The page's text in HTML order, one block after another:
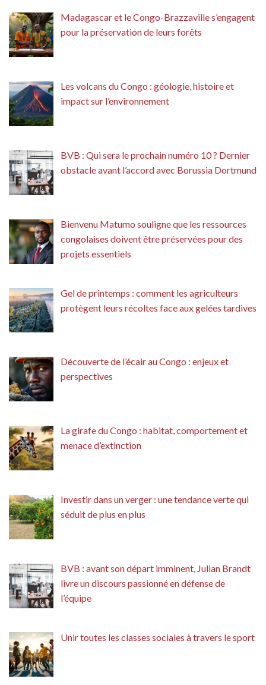
Madagascar et le Congo-Brazzaville s’engagent
pour la préservation de leurs forêts
Les volcans du Congo : géologie, histoire et
impact sur l’environnement
BVB : Qui sera le prochain numéro 10 ? Dernier
obstacle avant l’accord avec Borussia Dortmund
Bienvenu Matumo souligne que les ressources
congolaises doivent être préservées pour des
projets essentiels
Gel de printemps : comment les agriculteurs
protègent leurs récoltes face aux gelées tardives
Découverte de l’écair au Congo : enjeux et
perspectives
La girafe du Congo : habitat, comportement et
menace d’extinction
Investir dans un verger : une tendance verte qui
séduit de plus en plus
BVB : avant son départ imminent, Julian Brandt
livre un discours passionné en défense de
l’équipe
Unir toutes les classes sociales à travers le sport